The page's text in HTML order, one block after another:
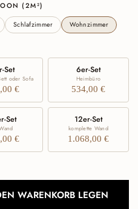
(2M²)
Schlafzimmer
Wohnzimmer
Set
oder Sofa
€
6er-Set
Heimbüro
534,00 €
Set
€
12er-Set
komplette Wand
1.068,00 €
WARENKORB LEGEN